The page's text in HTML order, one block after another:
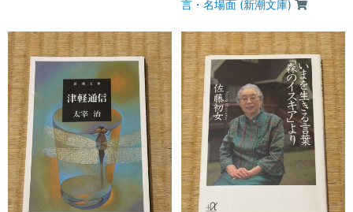
言・名場面 (新潮文庫)